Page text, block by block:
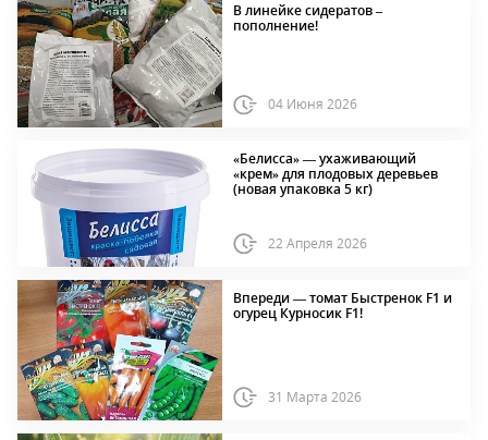
В линейке сидератов –
пополнение!
04 Июня 2026
«Белисса» — ухаживающий
«крем» для плодовых деревьев
(новая упаковка 5 кг)
22 Апреля 2026
Впереди — томат Быстренок F1 и
огурец Курносик F1!
31 Марта 2026